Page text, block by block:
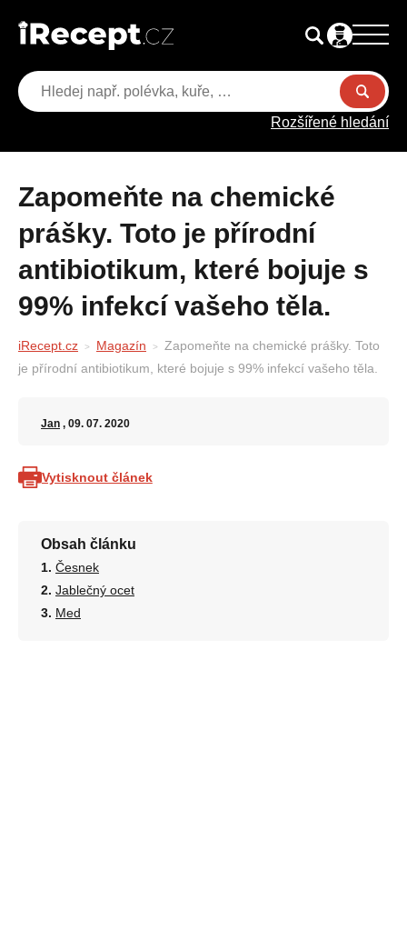
Rozšířené hledání
Zapomeňte na chemické
prášky. Toto je přírodní
antibiotikum, které bojuje s
99% infekcí vašeho těla.
iRecept.cz Magazín
Zapomeňte na chemické prášky. Toto
je přírodní antibiotikum, které bojuje s 99% infekcí vašeho těla.
Jan , 09. 07. 2020
Vytisknout článek
Obsah článku
Česnek
Jablečný ocet
Med